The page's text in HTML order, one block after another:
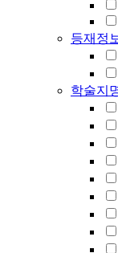
등재정
학술지